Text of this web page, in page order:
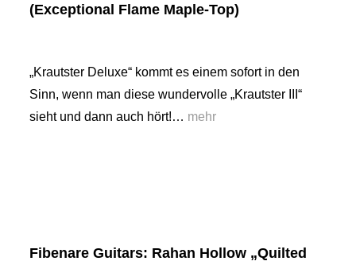
(Exceptional Flame Maple-Top)
„Krautster Deluxe“ kommt es einem sofort in den
Sinn, wenn man diese wundervolle „Krautster III“
sieht und dann auch hört!… mehr
Fibenare Guitars: Rahan Hollow „Quilted